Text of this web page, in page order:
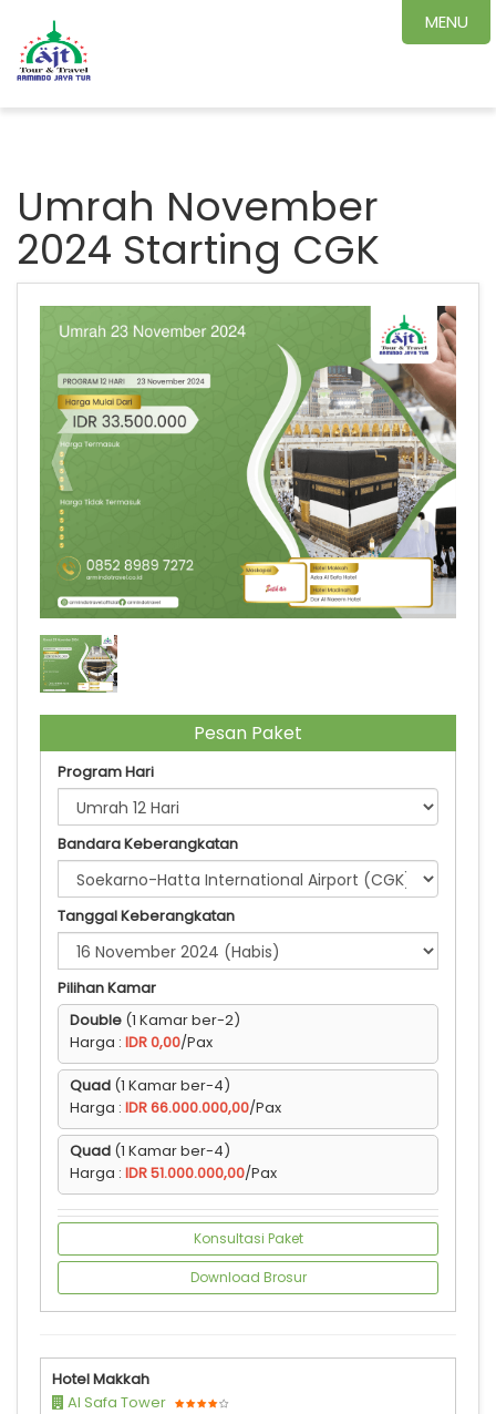
Umrah November
2024 Starting CGK
Umrah 23 November 2024
Pesan Paket
Program Hari
Bandara Keberangkatan
Tanggal Keberangkatan
Pilihan Kamar
Double (1 Kamar ber-2)
Harga : IDR 0,00/Pax
Quad (1 Kamar ber-4)
Harga : IDR 66.000.000,00/Pax
Quad (1 Kamar ber-4)
Harga : IDR 51.000.000,00/Pax
Konsultasi Paket
Download Brosur
Hotel Makkah
Al Safa Tower
MENU